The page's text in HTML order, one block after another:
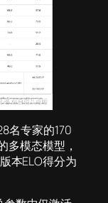
名专家的170
多模态模型，
本ELO得分为